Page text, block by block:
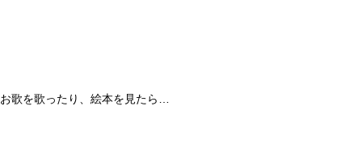
お歌を歌ったり、絵本を見たら…